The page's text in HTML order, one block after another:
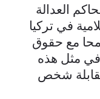
العدالة
في تركيا
مع حقوق
"في مثل هذه
شخص